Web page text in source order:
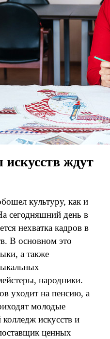
ждут
культуру, как и
сегодняшний день в
нехватка кадров в
В основном это
а также
народники.
уходит на пенсию, а
молодые
искусств и
ценных